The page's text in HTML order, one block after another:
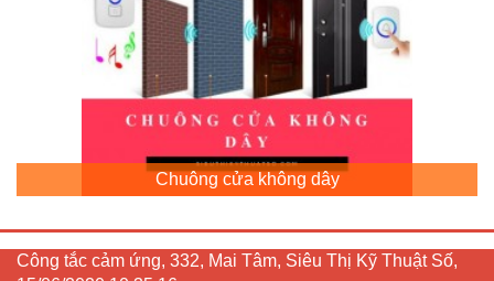
Chuông cửa không dây
Công tắc cảm ứng, 332, Mai Tâm, Siêu Thị Kỹ Thuật Số,